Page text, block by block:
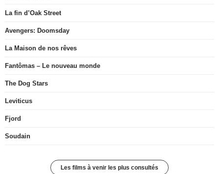
La fin d’Oak Street
Avengers: Doomsday
La Maison de nos rêves
Fantômas – Le nouveau monde
The Dog Stars
Leviticus
Fjord
Soudain
Les films à venir les plus consultés